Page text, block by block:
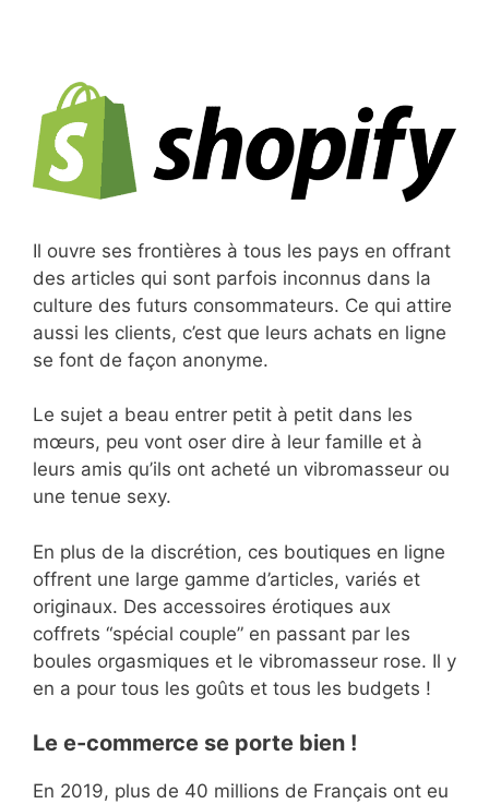
Il ouvre ses frontières à tous les pays en offrant
des articles qui sont parfois inconnus dans la
culture des futurs consommateurs. Ce qui attire
aussi les clients, c’est que leurs achats en ligne
se font de façon anonyme.
Le sujet a beau entrer petit à petit dans les
mœurs, peu vont oser dire à leur famille et à
leurs amis qu’ils ont acheté un vibromasseur ou
une tenue sexy.
En plus de la discrétion, ces boutiques en ligne
offrent une large gamme d’articles, variés et
originaux. Des accessoires érotiques aux
coffrets “spécial couple” en passant par les
boules orgasmiques et le vibromasseur rose. Il y
en a pour tous les goûts et tous les budgets !
Le e-commerce se porte bien !
En 2019, plus de 40 millions de Français ont eu